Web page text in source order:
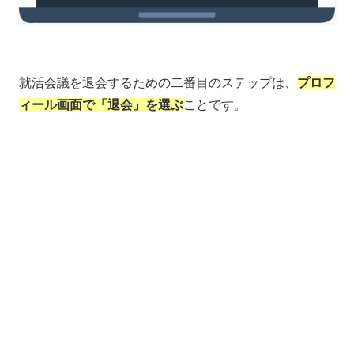
就活会議を退会するための二番目のステップは、 プロフ
ィール画面で「退会」を選ぶことです。